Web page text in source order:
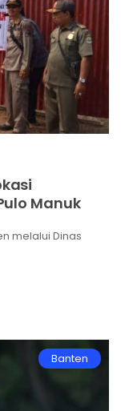
Manuk
melalui Dinas
Banten